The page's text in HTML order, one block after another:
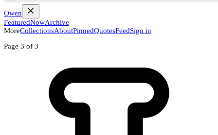
Owen
FeaturedNowArchive
MoreCollectionsAboutPinnedQuotesFeedSign in
Page 3 of 3